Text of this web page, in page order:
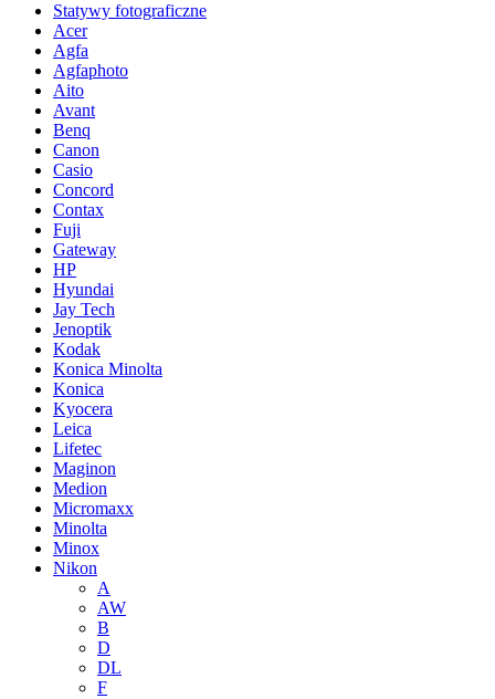
Statywy fotograficzne
Acer
Agfa
Agfaphoto
Aito
Avant
Benq
Canon
Casio
Concord
Contax
Fuji
Gateway
HP
Hyundai
Jay Tech
Jenoptik
Kodak
Konica Minolta
Konica
Kyocera
Leica
Lifetec
Maginon
Medion
Micromaxx
Minolta
Minox
Nikon
A
AW
B
D
DL
F